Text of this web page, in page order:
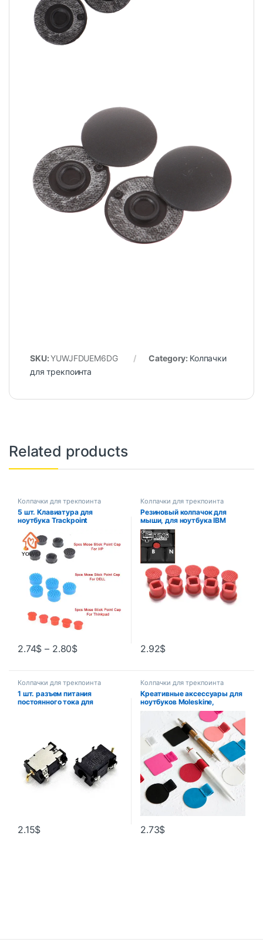
SKU:YUWJFDUEM6DG Category: Колпачки
для трекпоинта
Related products
Колпачки для трекпоинта
5 шт. Клавиатура для
ноутбука Trackpoint
кнопка для DELL для HP для
IBM Lenovo THINKPAD
2.74$ – 2.80$
Колпачки для трекпоинта
Резиновый колпачок для
мыши, для ноутбука IBM
Thinkpad, маленькая красная
крышка для клавиатуры
Lenovo, руководство по
отслеживанию, 10 шт.
2.92$
Колпачки для трекпоинта
1 шт. разъем питания
постоянного тока для
постоянного тока
2.15$
Колпачки для трекпоинта
Креативные аксессуары для
ноутбуков Moleskine,
самоклеящиеся кожаные
ремни с зажимами для ручек,
этот резиновый держатель
для ручек, кольцо для ручек,
петли для ручек
2.73$